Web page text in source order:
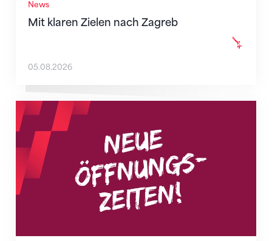
News
Mit klaren Zielen nach Zagreb
05.08.2026
Neue Empfangszeiten ab 1. August 2026